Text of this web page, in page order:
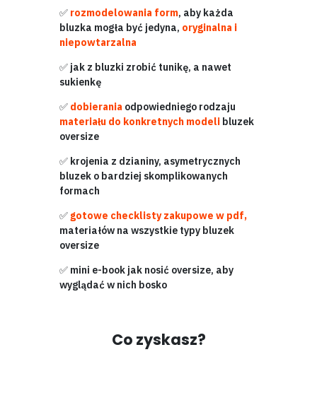
✅ rozmodelowania form, aby każda
bluzka mogła być jedyna, oryginalna i
niepowtarzalna
✅ jak z bluzki zrobić tunikę, a nawet
sukienkę
✅ dobierania odpowiedniego rodzaju
materiału do konkretnych modelibluzek
oversize
✅ krojenia z dzianiny, asymetrycznych
bluzek o bardziej skomplikowanych
formach
✅ gotowe checklisty zakupowe w pdf,
materiałów na wszystkie typy bluzek
oversize
✅ mini e-book jak nosić oversize, aby
wyglądać w nich bosko
Co zyskasz?